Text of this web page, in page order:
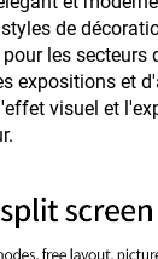
de
les secteurs
expositions et
visuel et